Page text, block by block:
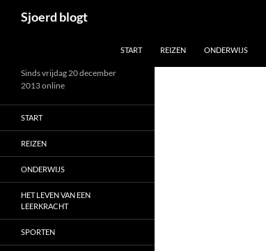
Sjoerd blogt
START REIZEN ONDERWIJS
Sinds vrijdag 20 december
2013 online
START
REIZEN
ONDERWIJS
HET LEVEN VAN EEN
LEERKRACHT
SPORTEN